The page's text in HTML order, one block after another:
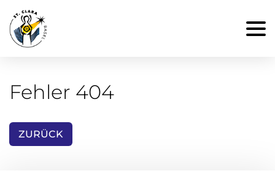
Fehler 404
ZURÜCK